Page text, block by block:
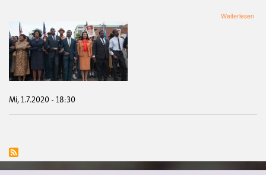
Weiterlesen
Mi, 1.7.2020 - 18:30